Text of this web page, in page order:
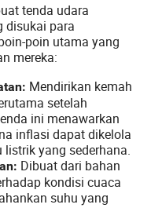
tenda udara
disukai para
poin utama yang
mereka:
Mendirikan kemah
setelah
ini menawarkan
inflasi dapat dikelola
yang sederhana.
Dibuat dari bahan
kondisi cuaca
suhu yang